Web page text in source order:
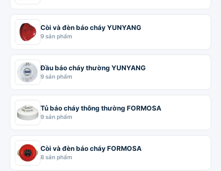
Còi và đèn báo cháy YUNYANG
9 sản phẩm
Đầu báo cháy thường YUNYANG
9 sản phẩm
Tủ báo cháy thông thường FORMOSA
9 sản phẩm
Còi và đèn báo cháy FORMOSA
8 sản phẩm